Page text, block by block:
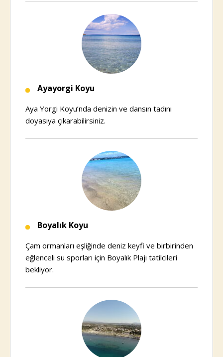
Ayayorgi Koyu
Aya Yorgi Koyu’nda denizin ve dansın tadını
doyasıya çıkarabilirsiniz.
Boyalık Koyu
Çam ormanları eşliğinde deniz keyfi ve birbirinden
eğlenceli su sporları için Boyalık Plajı tatilcileri
bekliyor.